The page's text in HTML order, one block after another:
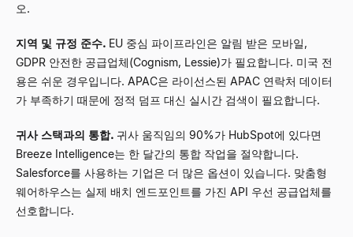
오.
지역 및 규정 준수. EU 중심 파이프라인은 알림 받은 모바일,
GDPR 안전한 공급업체(Cognism, Lessie)가 필요합니다. 미국 전
용은 쉬운 경우입니다. APAC은 라이선스된 APAC 연락처 데이터
가 부족하기 때문에 정적 덤프 대신 실시간 검색이 필요합니다.
귀사 스택과의 통합. 귀사 움직임의 90%가 HubSpot에 있다면
Breeze Intelligence는 한 달간의 통합 작업을 절약합니다.
Salesforce를 사용하는 기업은 더 많은 옵션이 있습니다. 맞춤형
웨어하우스는 실제 배치 엔드포인트를 가진 API 우선 공급업체를
선호합니다.